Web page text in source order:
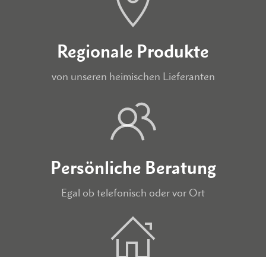
Regionale Produkte
von unseren heimischen Lieferanten
Persönliche Beratung
Egal ob telefonisch oder vor Ort